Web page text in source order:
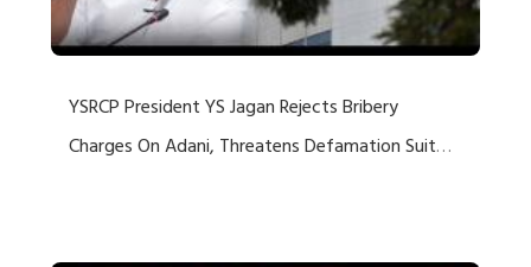
YSRCP President YS Jagan Rejects Bribery
Charges On Adani, Threatens Defamation Suit